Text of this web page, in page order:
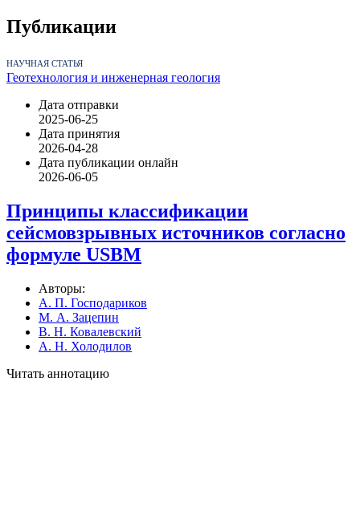
Публикации
НАУЧНАЯ СТАТЬЯ
Геотехнология и инженерная геология
Дата отправки
2025-06-25
Дата принятия
2026-04-28
Дата публикации онлайн
2026-06-05
Принципы классификации
сейсмовзрывных источников согласно
формуле USBM
Авторы:
А. П. Господариков
М. А. Зацепин
В. Н. Ковалевский
А. Н. Холодилов
Читать аннотацию